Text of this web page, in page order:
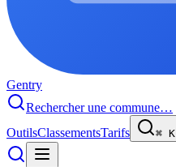
Gentry
Rechercher une commune…
OutilsClassementsTarifs ⌘ K